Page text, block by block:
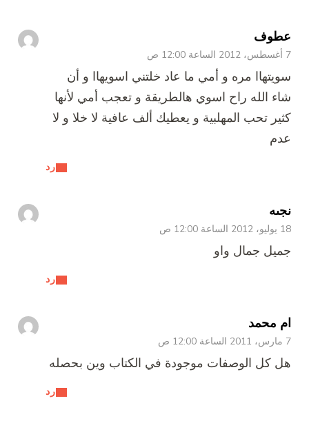
عطوف
7 أغسطس، 2012 الساعة 12:00 ص
رد
سويتهاا مره و أمي ما عاد خلتني اسويهاا و أن
شاء الله راح اسوي هالطريقة و تعجب أمي لأنها
كثير تحب المهلبية و يعطيك ألف عافية لا خلا و لا
عدم
نجىه
18 يوليو، 2012 الساعة 12:00 ص
رد
جميل جمال واو
ام محمد
7 مارس، 2011 الساعة 12:00 ص
رد
هل كل الوصفات موجودة في الكتاب وين بحصله